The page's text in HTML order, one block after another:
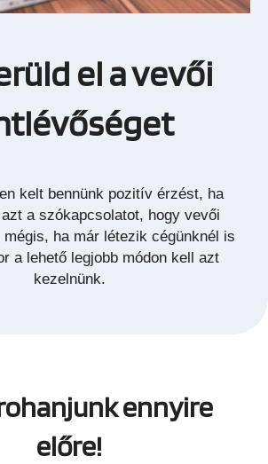
el a vevői
kelt bennünk pozitív érzést, ha
a szókapcsolatot, hogy vevői
ha már létezik cégünknél is
a lehető legjobb módon kell azt
kezelnünk.
ennyire
előre!